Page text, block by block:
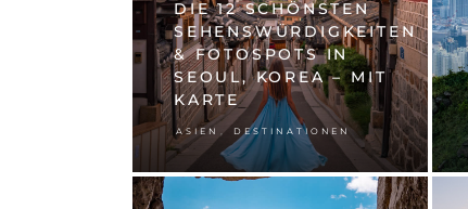
DIE 12 SCHÖNSTEN
SEHENSWÜRDIGKEITEN
& FOTOSPOTS IN
SEOUL, KOREA – MIT
KARTE
ASIEN , DESTINATIONEN